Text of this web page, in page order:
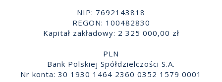
NIP: 7692143818
REGON: 100482830
Kapitał zakładowy: 2 325 000,00 zł
PLN
Bank Polskiej Spółdzielczości S.A.
Nr konta: 30 1930 1464 2360 0352 1579 0001